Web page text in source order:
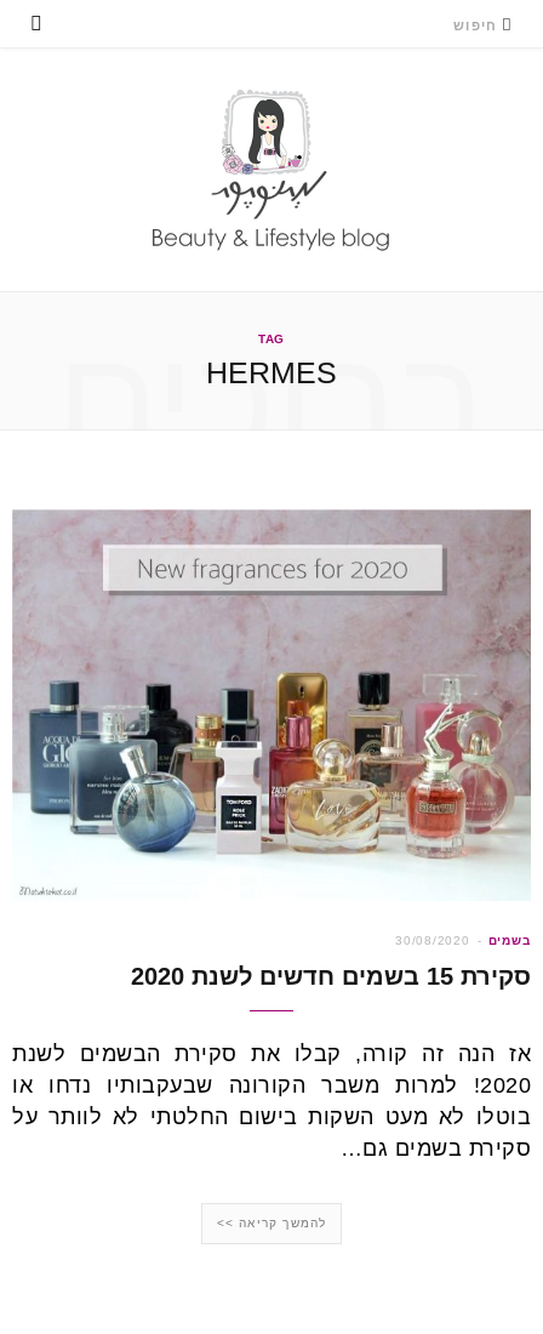
TAG
HERMES
ברוכים
הבאים
בשמים 30/08/2020
סקירת 15 בשמים חדשים לשנת 2020
אז הנה זה קורה, קבלו את סקירת הבשמים לשנת
2020! למרות משבר הקורונה שבעקבותיו נדחו או
בוטלו לא מעט השקות בישום החלטתי לא לוותר על
סקירת בשמים גם…
להמשך קריאה >>